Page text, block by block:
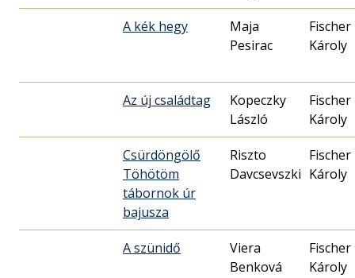
A kék hegy
Maja
Pesirac
Fischer
Károly
Az új családtag
Kopeczky
László
Fischer
Károly
Csürdöngölő
Töhötöm
tábornok úr
bajusza
Riszto
Davcsevszki
Fischer
Károly
A szünidő
Viera
Benková
Fischer
Károly